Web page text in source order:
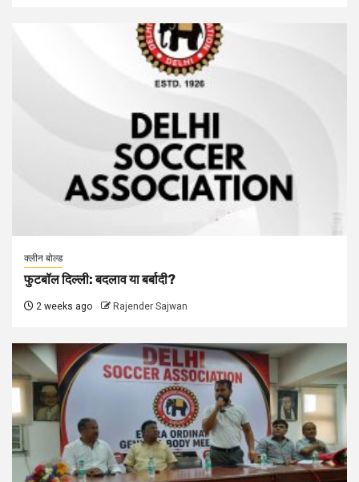
क्लीन बोल्ड
फुटबॉल दिल्ली: बदलाव या बर्बादी?
2 weeks ago Rajender Sajwan